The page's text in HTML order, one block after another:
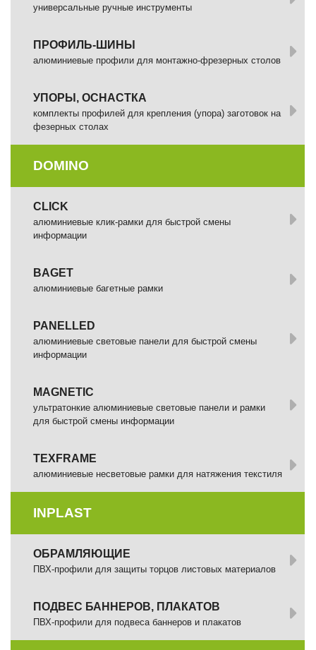
универсальные ручные инструменты
ПРОФИЛЬ-ШИНЫ
алюминиевые профили для монтажно-фрезерных столов
УПОРЫ, ОСНАСТКА
комплекты профилей для крепления (упора) заготовок на
фезерных столах
DOMINO
СLICK
алюминиевые клик-рамки для быстрой смены
информации
BAGET
алюминиевые багетные рамки
PANELLED
алюминиевые световые панели для быстрой смены
информации
MAGNETIC
ультратонкие алюминиевые световые панели и рамки
для быстрой смены информации
TEXFRAME
алюминиевые несветовые рамки для натяжения текстиля
INPLAST
ОБРАМЛЯЮЩИЕ
ПВХ-профили для защиты торцов листовых материалов
ПОДВЕС БАННЕРОВ, ПЛАКАТОВ
ПВХ-профили для подвеса баннеров и плакатов